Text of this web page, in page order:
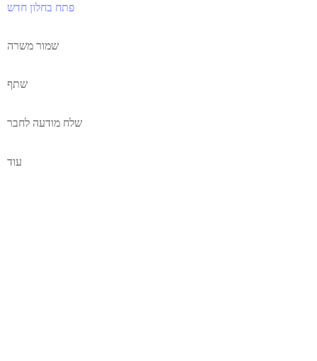
פתח בחלון חדש
שמור משרה
שתף
שלח מודעה לחבר
עוד